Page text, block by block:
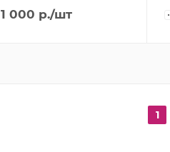
1 000 р./шт
1